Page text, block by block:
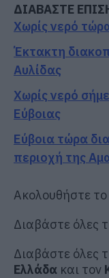
ΔΙΑΒΑΣΤΕ
Χωρίς νερό
Έκτακτη
Αυλίδας
Χωρίς νερό
Εύβοιας
Εύβοια τώρα
περιοχή της
Ακολουθήστε
Διαβάστε όλες
Διαβάστε όλες
Ελλάδα και τον